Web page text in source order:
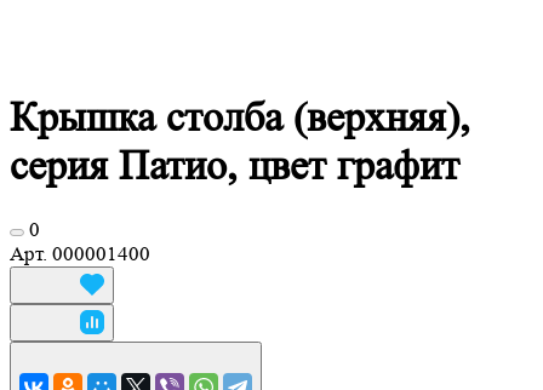
Крышка столба (верхняя),
серия Патио, цвет графит
0
Арт. 000001400